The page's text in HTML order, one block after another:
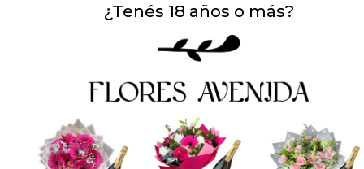
¿Tenés 18 años o más?